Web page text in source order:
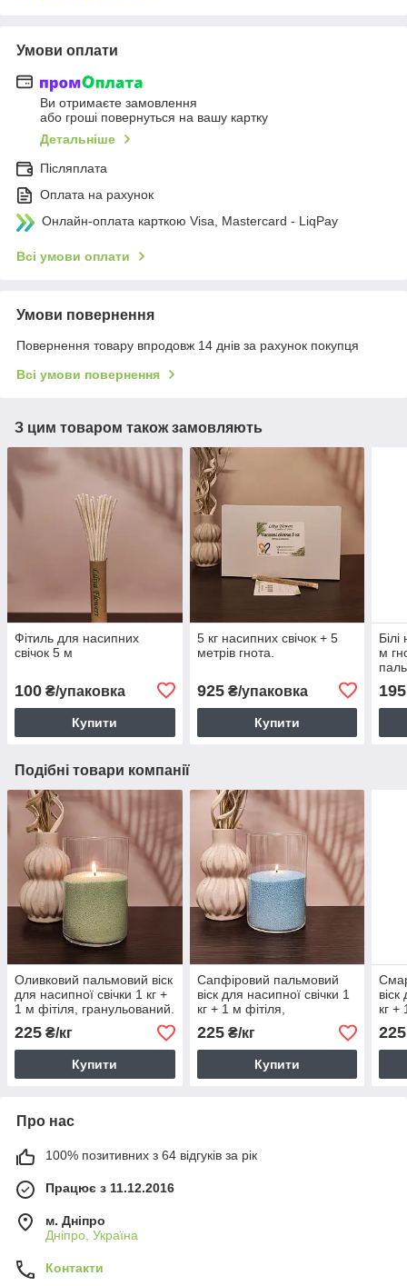
Умови оплати
Ви отримаєте замовлення
або гроші повернуться на вашу картку
Детальніше
Післяплата
Оплата на рахунок
Онлайн-оплата карткою Visa, Mastercard - LiqPay
Всі умови оплати
Умови повернення
Повернення товару впродовж 14 днів за рахунок покупця
Всі умови повернення
З цим товаром також замовляють
Фітиль для насипних
свічок 5 м
100 ₴/упаковка
Купити
5 кг насипних свічок + 5
метрів гнота.
925₴/упаковка
Купити
Білі
м
195
Подібні товари компанії
Оливковий пальмовий віск
для насипної свічки 1 кг +
1 м фітіля, гранульований.
Пісочні свічки у гранулах.
225 ₴/кг
Купити
Сапфіровий пальмовий
віск для насипної свічки 1
кг + 1 м фітіля,
гранульований. Пісочні
свічки у гранулах.
225₴/кг
Купити
кг +
225
Про нас
100% позитивних з 64 відгуків за рік
Працює з 11.12.2016
м. Дніпро
Дніпро, Україна
Контакти